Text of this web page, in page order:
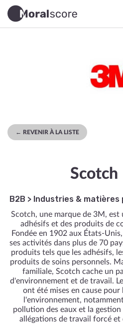
← REVENIR À LA LISTE
Scotch
B2B > Industries & matières
Scotch, une marque de 3M, est
adhésifs et des produits de
Fondée en 1902 aux États-
ses activités dans plus de 70
produits tels que les adhésifs,
produits de soins personnels.
familiale, Scotch cache un
d'environnement et de travail.
ont été mises en cause
l'environnement,
pollution des eaux et la gestion
allégations de travail forcé